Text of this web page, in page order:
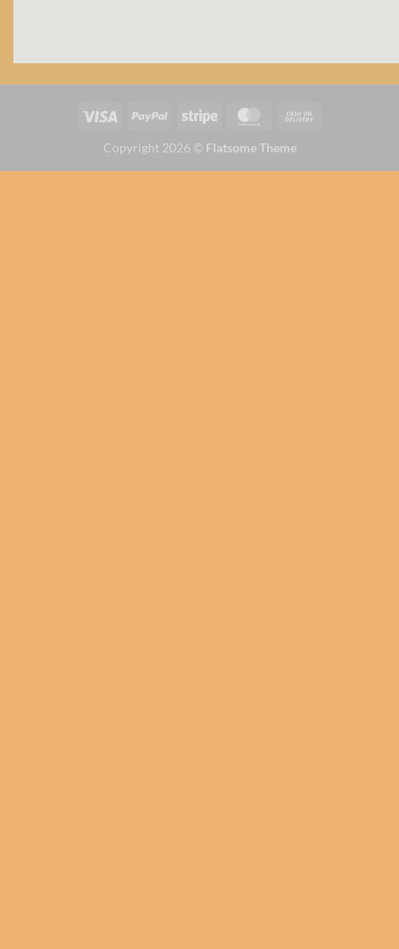
Copyright 2026 © Flatsome Theme